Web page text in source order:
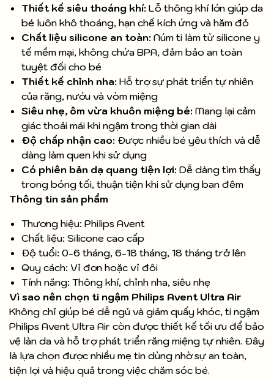
Thiết kế siêu thoáng khí: Lỗ thông khí lớn giúp da
bé luôn khô thoáng, hạn chế kích ứng và hăm đỏ
Chất liệu silicone an toàn: Núm ti làm từ silicone y
tế mềm mại, không chứa BPA, đảm bảo an toàn
tuyệt đối cho bé
Thiết kế chỉnh nha: Hỗ trợ sự phát triển tự nhiên
của răng, nướu và vòm miệng
Siêu nhẹ, ôm vừa khuôn miệng bé: Mang lại cảm
giác thoải mái khi ngậm trong thời gian dài
Độ chấp nhận cao: Được nhiều bé yêu thích và dễ
dàng làm quen khi sử dụng
Có phiên bản dạ quang tiện lợi: Dễ dàng tìm thấy
trong bóng tối, thuận tiện khi sử dụng ban đêm
Thông tin sản phẩm
Thương hiệu: Philips Avent
Chất liệu: Silicone cao cấp
Độ tuổi: 0-6 tháng, 6-18 tháng, 18 tháng trở lên
Quy cách: Vỉ đơn hoặc vỉ đôi
Tính năng: Thông khí, chỉnh nha, siêu nhẹ
Vì sao nên chọn ti ngậm Philips Avent Ultra Air
Không chỉ giúp bé dễ ngủ và giảm quấy khóc, ti ngậm
Philips Avent Ultra Air còn được thiết kế tối ưu để bảo
vệ làn da và hỗ trợ phát triển răng miệng tự nhiên. Đây
là lựa chọn được nhiều mẹ tin dùng nhờ sự an toàn,
tiện lợi và hiệu quả trong việc chăm sóc bé.